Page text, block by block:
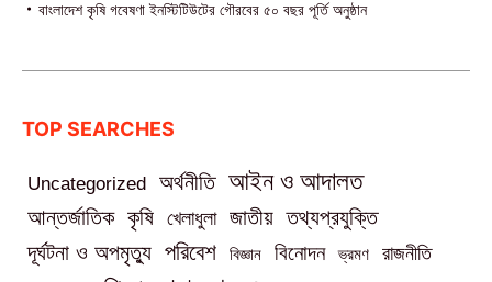
বাংলাদেশ কৃষি গবেষণা ইনস্টিটিউটের গৌরবের ৫০ বছর পূর্তি অনুষ্ঠান
TOP SEARCHES
Uncategorized অর্থনীতি আইন ও আদালত
আন্তর্জাতিক কৃষি খেলাধুলা জাতীয় তথ্যপ্রযুক্তি
দূর্ঘটনা ও অপমৃত্যু পরিবেশ বিজ্ঞান বিনোদন ভ্রমণ রাজনীতি